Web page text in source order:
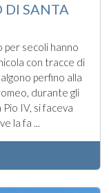
DI SANTA
secoli hanno
con tracce di
perfino alla
durante gli
IV, si faceva
la fa ...